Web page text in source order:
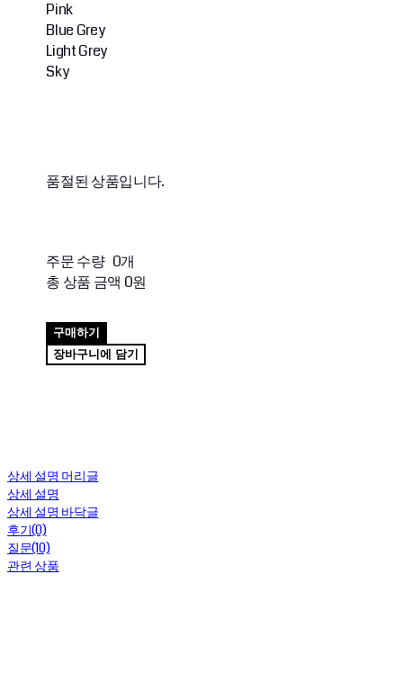
Pink
Blue Grey
Light Grey
Sky
품절된 상품입니다.
주문 수량 0개
총 상품 금액 0원
구매하기
장바구니에 담기
상세 설명 머리글
상세 설명
상세 설명 바닥글
후기(0)
질문(10)
관련 상품